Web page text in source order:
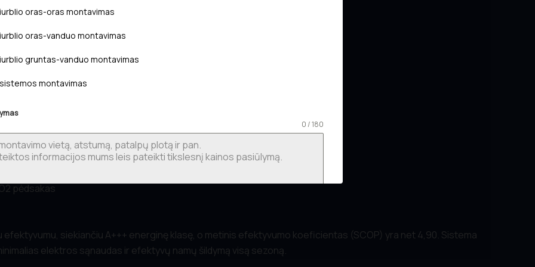
oras-oras montavimas
oras-vanduo montavimas
gruntas-vanduo montavimas
montavimas
0 / 180
talpa
šalčius
pėdsakas
efektyvumu, siekiančiu A+++ energinę klasę, o metinis efektyvumo koeficientas (SCOP) yra net 4,90. Sistema
elektros sąnaudas ir efektyvų namų šildymą visą sezoną.